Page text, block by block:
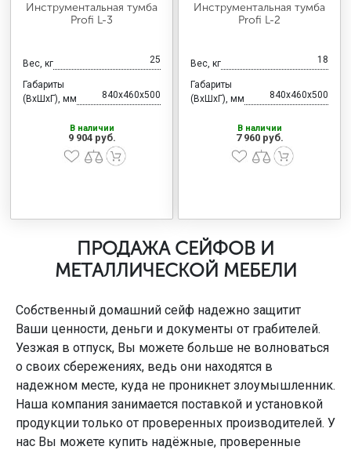
Инструментальная тумба
Profi L-3
Вес, кг 25
Габариты
(ВхШхГ), мм
840x460x500
В наличии
9 904 руб.
Инструментальная тумба
Profi L-2
Вес, кг 18
Габариты
(ВхШхГ), мм
840x460x500
В наличии
7 960 руб.
ПРОДАЖА СЕЙФОВ И
МЕТАЛЛИЧЕСКОЙ МЕБЕЛИ
Собственный домашний сейф надежно защитит
Ваши ценности, деньги и документы от грабителей.
Уезжая в отпуск, Вы можете больше не волноваться
о своих сбережениях, ведь они находятся в
надежном месте, куда не проникнет злоумышленник.
Наша компания занимается поставкой и установкой
продукции только от проверенных производителей. У
нас Вы можете купить надёжные, проверенные